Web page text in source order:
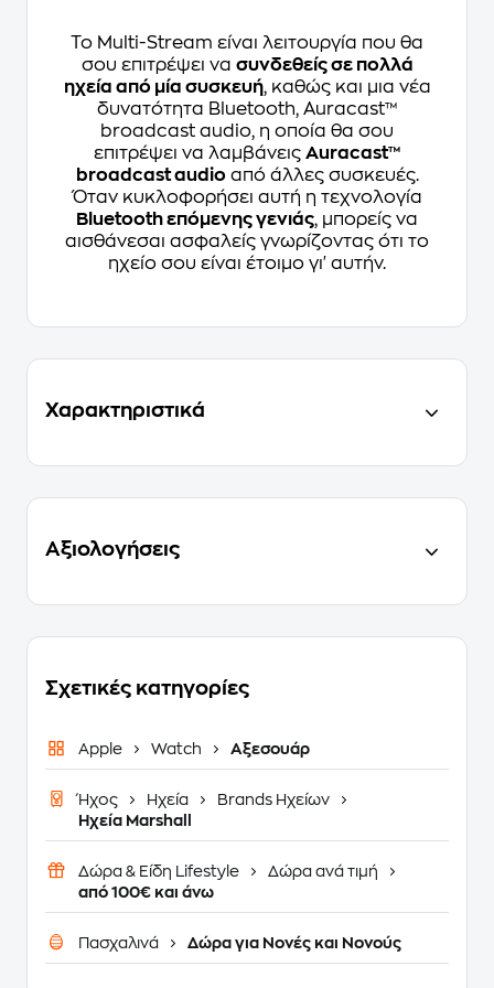
Το Multi-Stream είναι λειτουργία που θα
σου επιτρέψει να συνδεθείς σε πολλά
ηχεία από μία συσκευή, καθώς και μια νέα
δυνατότητα Bluetooth, Auracast™
broadcast audio, η οποία θα σου
επιτρέψει να λαμβάνεις Auracast™
broadcast audioαπό άλλες συσκευές.
Όταν κυκλοφορήσει αυτή η τεχνολογία
Bluetooth επόμενης γενιάς, μπορείς να
αισθάνεσαι ασφαλείς γνωρίζοντας ότι το
ηχείο σου είναι έτοιμο γι' αυτήν.
Χαρακτηριστικά
Αξιολογήσεις
Σχετικές κατηγορίες
Apple Watch Αξεσουάρ
Ήχος Ηχεία
Brands Ηχείων
Ηχεία Marshall
Δώρα & Είδη Lifestyle
Δώρα ανά τιμή
από 100€ και άνω
Πασχαλινά Δώρα για Νονές και Νονούς